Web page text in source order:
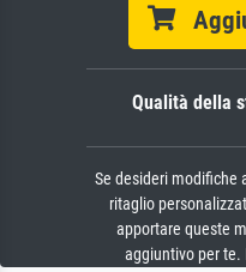
Qualità della
Se desideri modifiche
ritaglio
apportare queste
aggiuntivo per